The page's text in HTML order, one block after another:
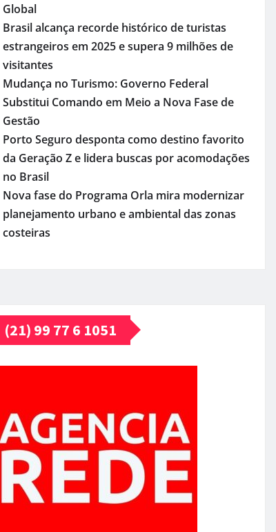
Global
Brasil alcança recorde histórico de turistas
estrangeiros em 2025 e supera 9 milhões de
visitantes
Mudança no Turismo: Governo Federal
Substitui Comando em Meio a Nova Fase de
Gestão
Porto Seguro desponta como destino favorito
da Geração Z e lidera buscas por acomodações
no Brasil
Nova fase do Programa Orla mira modernizar
planejamento urbano e ambiental das zonas
costeiras
(21) 99 77 6 1051